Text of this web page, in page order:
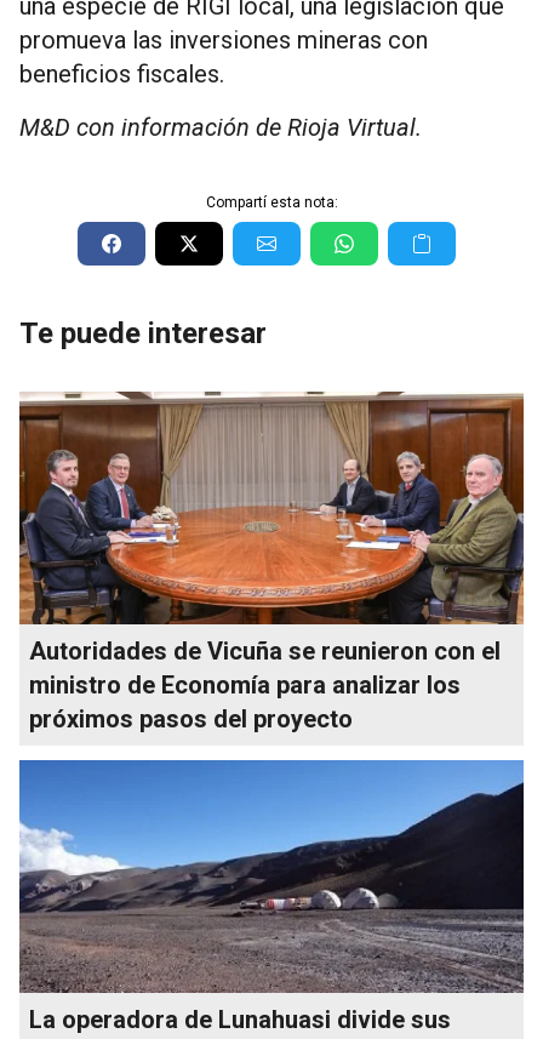
una especie de RIGI local, una legislación que
promueva las inversiones mineras con
beneficios fiscales.
M&D con información de Rioja Virtual.
Compartí esta nota:
Te puede interesar
Autoridades de Vicuña se reunieron con el
ministro de Economía para analizar los
próximos pasos del proyecto
La operadora de Lunahuasi divide sus